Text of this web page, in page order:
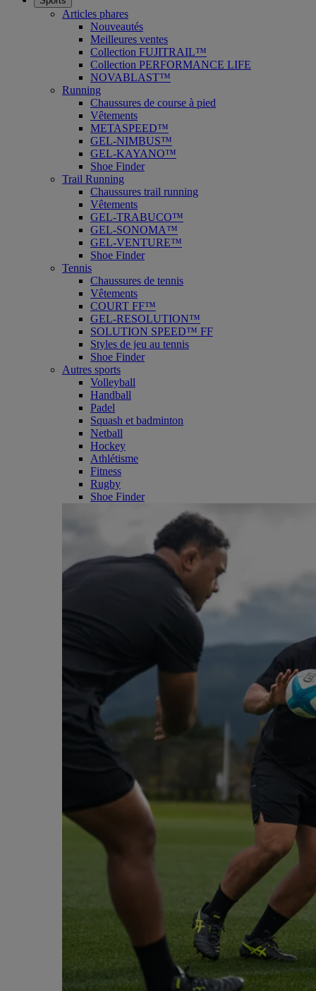
Articles phares
Nouveautés
Meilleures ventes
Collection FUJITRAIL™
Collection PERFORMANCE LIFE
NOVABLAST™
Running
Chaussures de course à pied
Vêtements
METASPEED™
GEL-NIMBUS™
GEL-KAYANO™
Shoe Finder
Trail Running
Chaussures trail running
Vêtements
GEL-TRABUCO™
GEL-SONOMA™
GEL-VENTURE™
Shoe Finder
Tennis
Chaussures de tennis
Vêtements
COURT FF™
GEL-RESOLUTION™
SOLUTION SPEED™ FF
Styles de jeu au tennis
Shoe Finder
Autres sports
Volleyball
Handball
Padel
Squash et badminton
Netball
Hockey
Athlétisme
Fitness
Rugby
Shoe Finder